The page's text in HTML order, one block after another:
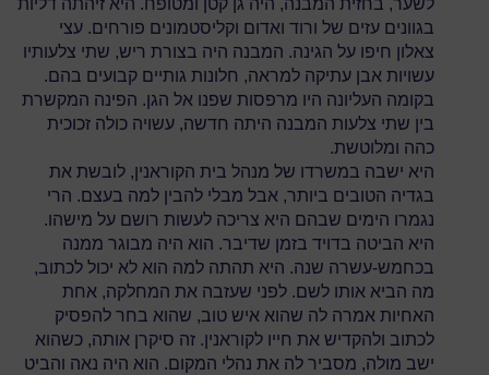
לשער, בחזית המבנה, היה גן קטן ומטופח. היא זיהתה דליות
בגוונים עזים של ורוד ואדום וקליסטמונים פורחים. עצי
צאלון חיפו על הגינה. המבנה היה בצורת ריש, שתי צלעותיו
עשויות אבן עתיקה למראה, חלונות גותיים קבועים בהם.
בקומה העליונה היו מרפסות שפנו אל הגן. הפינה המקשרת
בין שתי צלעות המבנה היתה חדשה, עשויה כולה זכוכית
כהה ומלוטשת.
היא ישבה במשרדו של מנהל בית הקוראנין, לובשת את
בגדיה הטובים ביותר, אבל מבלי להבין למה בעצם. הרי
נגמרו הימים שבהם היא צריכה לעשות רושם על מישהו.
היא הביטה בדויד בזמן שדיבר. הוא היה מבוגר ממנה
בכחמש-עשרה שנה. היא תהתה למה הוא לא יכול לכתוב,
מה הביא אותו לשם. לפני שעזבה את המחלקה, אחת
האחיות אמרה לה שהוא איש טוב, שהוא בחר להפסיק
לכתוב ולהקדיש את חייו לקוראנין. זה סיקרן אותה, כשהוא
ישב מולה, מסביר לה את נהלי המקום. הוא היה נאה והביט